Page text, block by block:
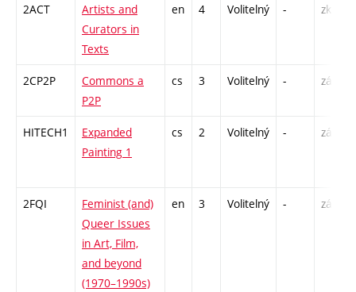
2ACT
Artists and
Curators in
Texts
en 4 Volitelný - zk
2CP2P
Commons a
P2P
cs 3 Volitelný - zá
HITECH1
Expanded
Painting 1
cs 2 Volitelný - zá
2FQI
Feminist (and)
Queer Issues
in Art, Film,
and beyond
(1970–1990s)
en 3 Volitelný - zá